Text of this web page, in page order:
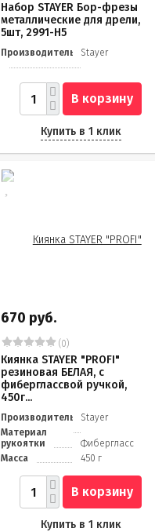
Набор STAYER Бор-фрезы
металлические для дрели,
5шт, 2991-H5
Производитель Stayer
В корзину
Купить в 1 клик
670 руб.
(0)
Киянка STAYER "PROFI"
резиновая БЕЛАЯ, с
фиберглассвой ручкой,
450г...
Производитель
Stayer
Материал
рукоятки
Фибергласс
Масса
450 г
В корзину
Купить в 1 клик